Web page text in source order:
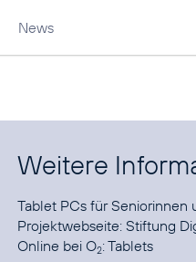
News
Weitere
Tablet PCs für Seniorinnen
Projektwebseite:Stiftung
Online bei O2:Tablets